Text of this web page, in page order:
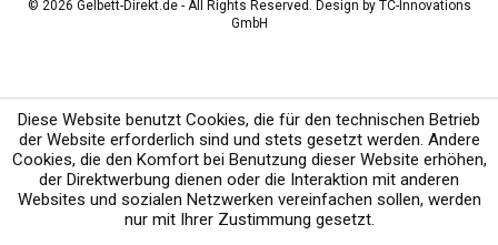
© 2026 Gelbett-Direkt.de - All Rights Reserved. Design by TC-Innovations
GmbH
Diese Website benutzt Cookies, die für den technischen Betrieb
der Website erforderlich sind und stets gesetzt werden. Andere
Cookies, die den Komfort bei Benutzung dieser Website erhöhen,
der Direktwerbung dienen oder die Interaktion mit anderen
Websites und sozialen Netzwerken vereinfachen sollen, werden
nur mit Ihrer Zustimmung gesetzt.